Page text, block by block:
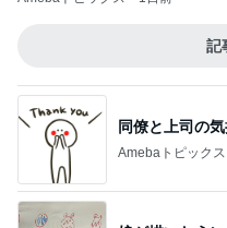
Amebaトピックス
モト冬樹 ゴル
Amebaトピックス